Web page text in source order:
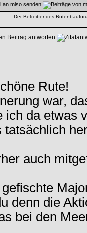
Der Betreiber des
Rute!
war,
ich da etwas
tatsächlich
auch
denn die
bei den